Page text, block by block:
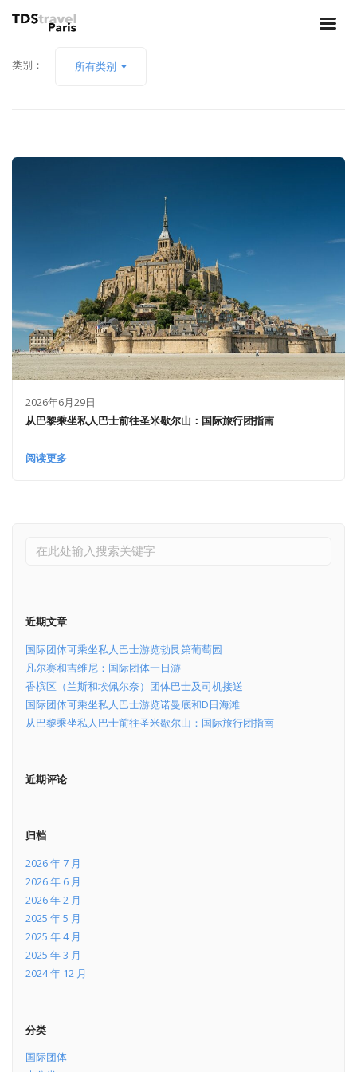
类别： 所有类别
2026年6月29日
从巴黎乘坐私人巴士前往圣米歇尔山：国际旅行团指南
阅读更多
近期文章
国际团体可乘坐私人巴士游览勃艮第葡萄园
凡尔赛和吉维尼：国际团体一日游
香槟区（兰斯和埃佩尔奈）团体巴士及司机接送
国际团体可乘坐私人巴士游览诺曼底和D日海滩
从巴黎乘坐私人巴士前往圣米歇尔山：国际旅行团指南
近期评论
归档
2026 年 7 月
2026 年 6 月
2026 年 2 月
2025 年 5 月
2025 年 4 月
2025 年 3 月
2024 年 12 月
分类
国际团体